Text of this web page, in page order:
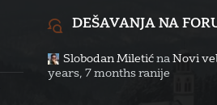
DEŠAVANJA NA
Slobodan Miletićna Novi
years, 7 months ranije